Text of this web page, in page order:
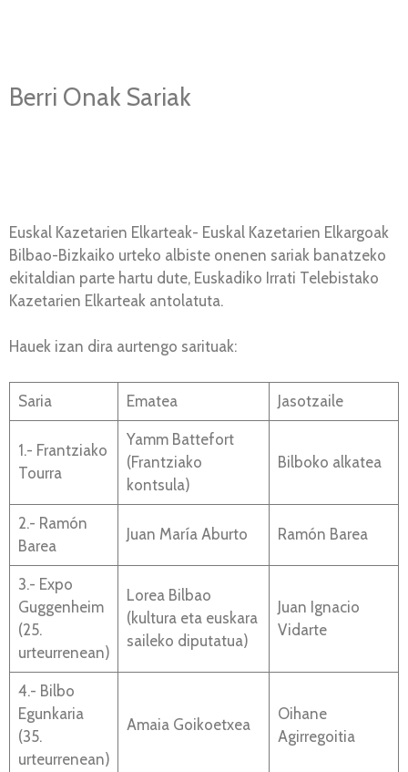
Berri Onak Sariak
Euskal Kazetarien Elkarteak- Euskal Kazetarien Elkargoak
Bilbao-Bizkaiko urteko albiste onenen sariak banatzeko
ekitaldian parte hartu dute, Euskadiko Irrati Telebistako
Kazetarien Elkarteak antolatuta.
Hauek izan dira aurtengo sarituak:
Saria Ematea Jasotzaile
1.- Frantziako
Tourra
Yamm Battefort
(Frantziako
kontsula)
Bilboko alkatea
2.- Ramón
Barea
Juan María Aburto Ramón Barea
3.- Expo
Guggenheim
(25.
urteurrenean)
Lorea Bilbao
(kultura eta euskara
saileko diputatua)
Juan Ignacio
Vidarte
4.- Bilbo
Egunkaria
(35.
urteurrenean)
Amaia Goikoetxea
Oihane
Agirregoitia